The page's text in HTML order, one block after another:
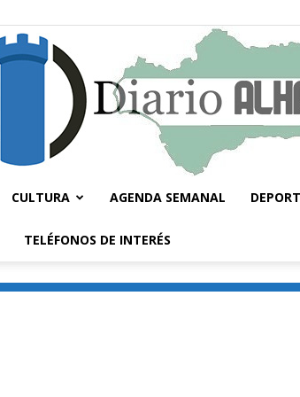
CULTURA AGENDA SEMANAL
TELÉFONOS DE INTERÉS